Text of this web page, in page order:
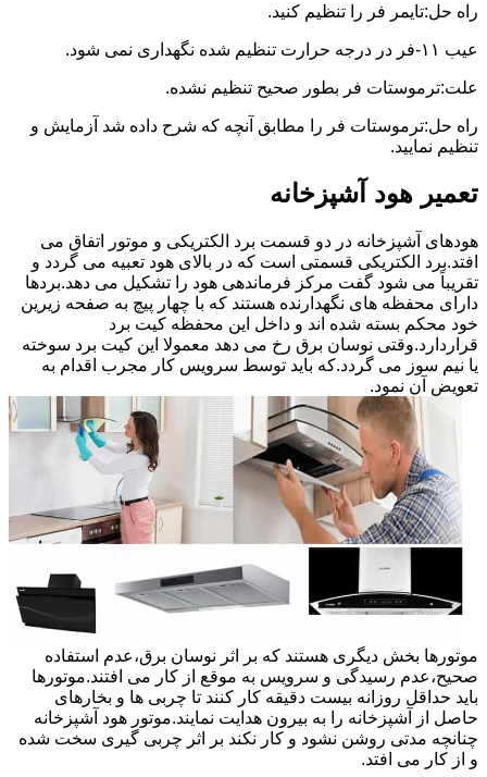
راه حل:تایمر فر را تنظیم کنید.
عیب ۱۱-فر در درجه حرارت تنظیم شده نگهداری نمی شود.
علت:ترموستات فر بطور صحیح تنظیم نشده.
راه حل:ترموستات فر را مطابق آنچه که شرح داده شد آزمایش و
تنظیم نمایید.
تعمیر هود آشپزخانه
هودهای آشپزخانه در دو قسمت برد الکتریکی و موتور اتفاق می
افتد.برد الکتریکی قسمتی است که در بالای هود تعبیه می گردد و
تقریباً می شود گفت مرکز فرماندهی هود را تشکیل می دهد.بردها
دارای محفظه های نگهدارنده هستند که با چهار پیچ به صفحه زیرین
خود محکم بسته شده اند و داخل این محفظه کیت برد
قراردارد.وقتی نوسان برق رخ می دهد معمولا این کیت برد سوخته
یا نیم سوز می گردد.که باید توسط سرویس کار مجرب اقدام به
تعویض آن نمود.
موتورها بخش دیگری هستند که بر اثر نوسان برق،عدم استفاده
صحیح،عدم رسیدگی و سرویس به موقع از کار می افتند.موتورها
باید حداقل روزانه بیست دقیقه کار کنند تا چربی ها و بخارهای
حاصل از آشپزخانه را به بیرون هدایت نمایند.موتور هود آشپزخانه
چنانچه مدتی روشن نشود و کار نکند بر اثر چربی گیری سخت شده
و از کار می افتد.